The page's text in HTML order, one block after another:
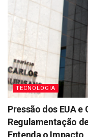
TECNOLOGIA
Pressão dos EUA e
Regulamentação
Entenda o Impacto